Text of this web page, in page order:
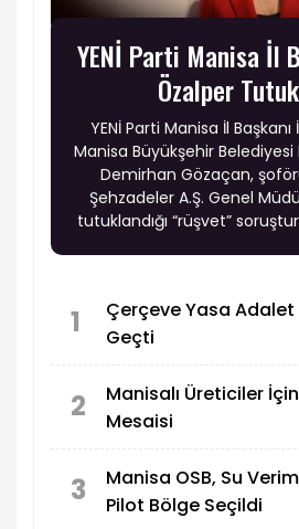
YENİ Parti Manisa İl
Özalper
YENİ Parti Manisa İl
Manisa Büyükşehir Belediyesi
Demirhan Gözaçan,
Şehzadeler A.Ş. Genel
tutuklandığı “rüşvet”
1
Çerçeve Yasa Adalet
Geçti
2
Manisalı Üreticiler
Mesaisi
3
Manisa OSB, Su
Pilot Bölge Seçildi